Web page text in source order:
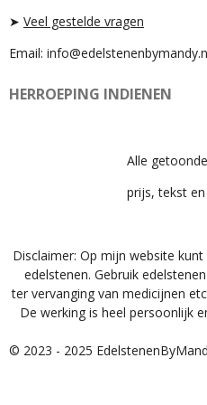
➤ Veel gestelde vragen
Email:
HERROEPING INDIENEN
Alle
prijs, tekst
Disclaimer: Op mijn website
edelstenen. Gebruik
ter vervanging van medicijnen
De werking is heel persoonlijk
© 2023 - 2025